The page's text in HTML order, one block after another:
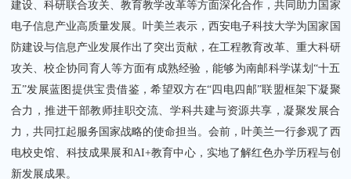
建设、科研联合攻关、教育教学改革等方面深化合作，共同助力国家
电子信息产业高质量发展。叶美兰表示，西安电子科技大学为国家国
防建设与信息产业发展作出了突出贡献，在工程教育改革、重大科研
攻关、校企协同育人等方面有成熟经验，能够为南邮科学谋划“十五
五”发展蓝图提供宝贵借鉴，希望双方在“四电四邮”联盟框架下凝聚
合力，推进干部教师挂职交流、学科共建与资源共享，凝聚发展合
力，共同扛起服务国家战略的使命担当。会前，叶美兰一行参观了西
电校史馆、科技成果展和AI+教育中心，实地了解红色办学历程与创
新发展成果。